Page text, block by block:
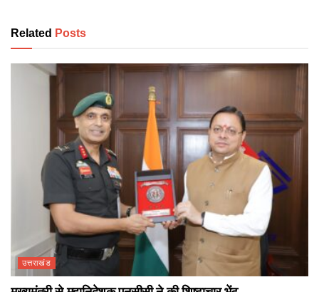
Related Posts
उत्तराखंड